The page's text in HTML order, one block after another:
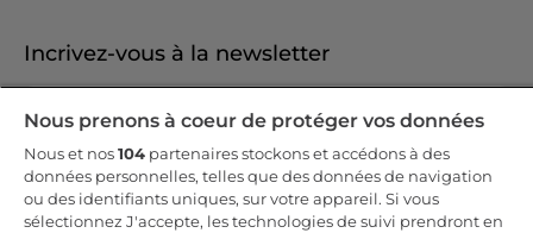
Incrivez-vous à la newsletter
première commande
Nous prenons à coeur de protéger vos données
Nous et nos104 partenaires stockons et accédons à des
données personnelles, telles que des données de navigation
ou des identifiants uniques, sur votre appareil. Si vous
sélectionnez J'accepte, les technologies de suivi prendront en